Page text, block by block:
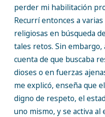
perder mi habilitación
Recurrí entonces a
religiosas en búsqueda
tales retos. Sin embargo,
cuenta de que buscaba
dioses o en fuerzas
me explicó, enseña que
digno de respeto, el
uno mismo, y se activa al